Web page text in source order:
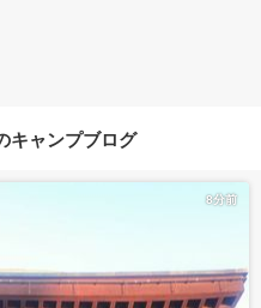
キャンプブログ
8分前